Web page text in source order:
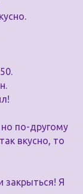
по-другому
вкусно, то
закрыться! Я